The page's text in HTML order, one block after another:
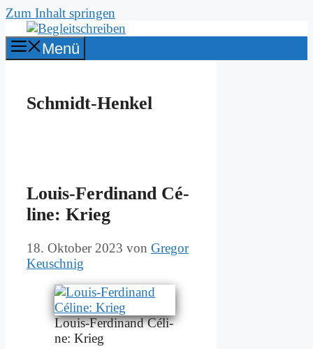
Zum Inhalt springen
Menü
Schmidt-Henkel
Lou­is-Fer­di­nand Cé­
li­ne: Krieg
18. Oktober 2023 von Gregor
Keuschnig
Lou­is-Fer­di­nand Cé­li­
ne: Krieg